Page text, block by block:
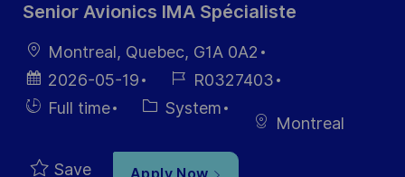
Senior Avionics IMA Spécialiste
LocationMontreal, Quebec, G1A 0A2
Posted
Date
2026-05-19
Job
Id
R0327403
HiringFull time Category
System
Montreal
Save